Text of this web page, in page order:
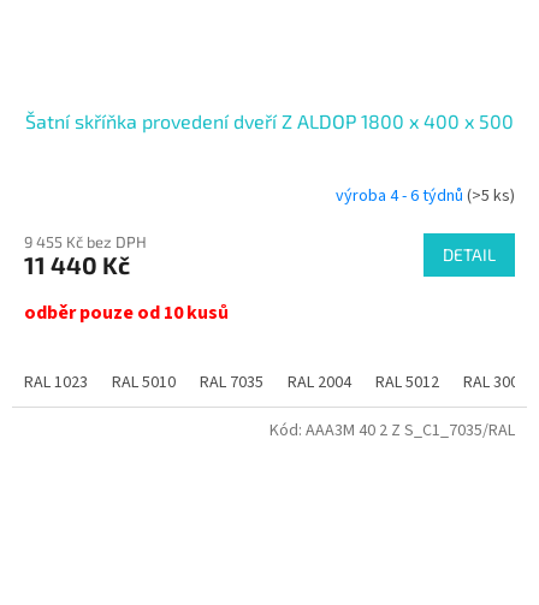
Šatní skříňka provedení dveří Z ALDOP 1800 x 400 x 500
výroba 4 - 6 týdnů (>5 ks)
9 455 Kč bez DPH
11 440 Kč DETAIL
odběr pouze od 10 kusů
RAL 1023 RAL 5010 RAL 7035 RAL 2004 RAL 5012 RAL 3000
Kód: AAA3M 40 2 Z S_C1_7035/RAL